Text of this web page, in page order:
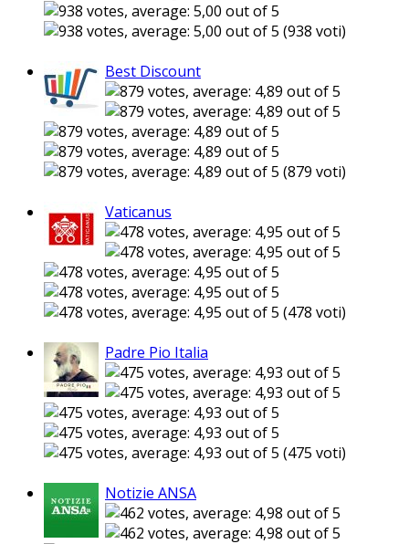
(938 voti)
Best Discount
(879 voti)
Vaticanus
(478 voti)
Padre Pio Italia
(475 voti)
Notizie ANSA